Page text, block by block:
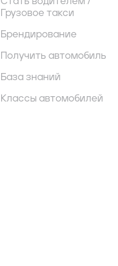
Грузовое такси
Брендирование
Получить автомобиль
База знаний
Классы автомобилей